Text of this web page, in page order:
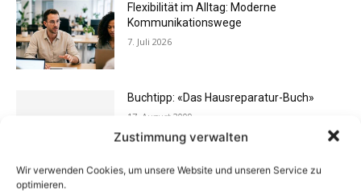
Zustimmung verwalten
Wir verwenden Cookies, um unsere Website und unseren Service zu
optimieren.
Flexibilität im Alltag: Moderne
Kommunikationswege
7. Juli 2026
Buchtipp: «Das Hausreparatur-Buch»
17. August 2009